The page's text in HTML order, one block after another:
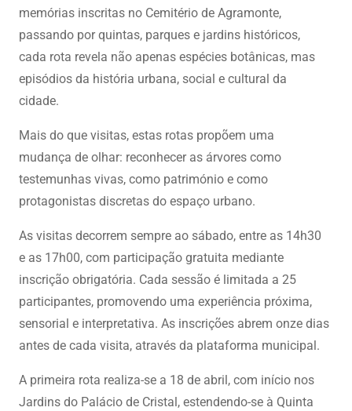
memórias inscritas no Cemitério de Agramonte,
passando por quintas, parques e jardins históricos,
cada rota revela não apenas espécies botânicas, mas
episódios da história urbana, social e cultural da
cidade.
Mais do que visitas, estas rotas propõem uma
mudança de olhar: reconhecer as árvores como
testemunhas vivas, como património e como
protagonistas discretas do espaço urbano.
As visitas decorrem sempre ao sábado, entre as 14h30
e as 17h00, com participação gratuita mediante
inscrição obrigatória. Cada sessão é limitada a 25
participantes, promovendo uma experiência próxima,
sensorial e interpretativa. As inscrições abrem onze dias
antes de cada visita, através da plataforma municipal.
A primeira rota realiza-se a 18 de abril, com início nos
Jardins do Palácio de Cristal, estendendo-se à Quinta